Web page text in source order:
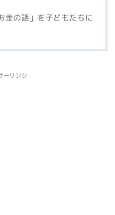
金の話」を子どもたちに
ーリンク